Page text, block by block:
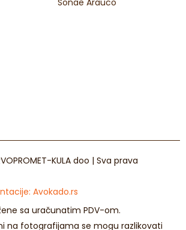
Sonae Arauco
KULA doo | Sva prava
Avokado.rs
sa uračunatim PDV-om.
na fotografijama se mogu razlikovati